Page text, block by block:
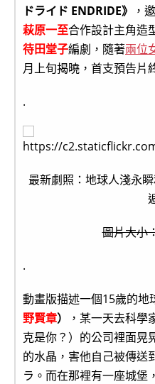
ドライド ENDRIDE》
，
萩原一至合作設計主角造
待田堂子編劇，隨著兩位
月上旬揭曉，首支預告片
.
最新劇照：地球人淺永
圖片大小
.
動畫版描述一個15歲的地
野賢章）
，某一天去科學
克是你？）的公司裡面晃
的水晶，害他自己被傳送
ラ。而在那裡有一座城堡